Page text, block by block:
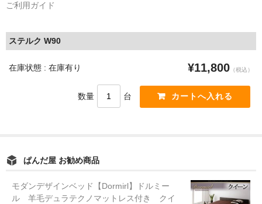
ご利用ガイド
ステルク W90
在庫状態 : 在庫有り ¥11,800 （税込）
数量 台
ぱんだ屋 お勧め商品
モダンデザインベッド【Dormirl】ドルミー
ル 羊毛デュラテクノマットレス付き クイ